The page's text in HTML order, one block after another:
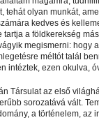
tehát olyan munkát,
kedves és
a földkerekség
megismerni: hogy
méltót talál
intéztek, ezen okulva,
Társulat az első
sorozatává vált.
a történelem, az